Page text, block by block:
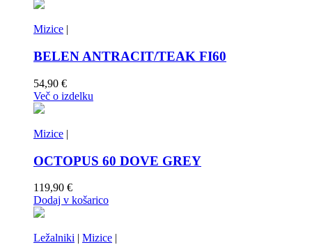
Mizice |
BELEN ANTRACIT/TEAK FI60
54,90 €
Več o izdelku
Mizice |
OCTOPUS 60 DOVE GREY
119,90 €
Dodaj v košarico
Ležalniki | Mizice |